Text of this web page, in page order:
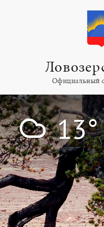
Официальный
! 13°